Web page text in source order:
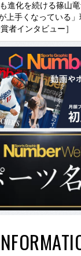
進化を続ける篠山
上手くなっている
者インタビュー］